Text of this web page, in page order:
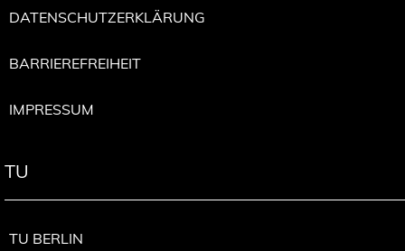
DATENSCHUTZERKLÄRUNG
BARRIEREFREIHEIT
IMPRESSUM
TU
TU BERLIN